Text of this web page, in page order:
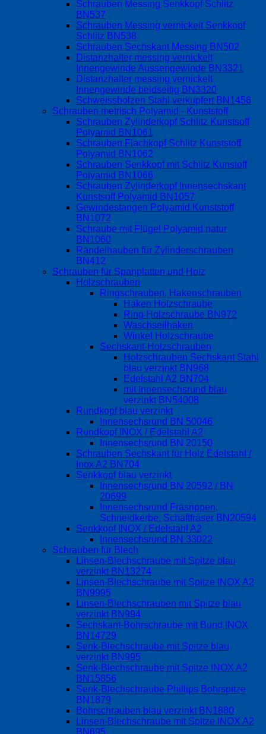
Schrauben Messing Senkkopf Schlitz
BN537
Schrauben Messing vernickelt Senkkopf
Schlitz BN538
Schrauben Sechskant Messing BN502
Distanzhalter messing vernickelt
Innengewinde Aussengewinde BN3321
Distanzhalter messing vernickelt
Innengewinde beidseitig BN3320
Schweissbolzen Stahl verkupfert BN1456
Schrauben metrisch Polyamid - Kunststoff
Schrauben Zylinderkopf Schlitz Kunstsoff
Polyamid BN1061
Schrauben Flachkopf Schlitz Kunststoff
Polyamid BN1062
Schrauben Senkkopf mit Schlitz Kunstoff
Polyamid BN1066
Schrauben Zylinderkopf Innensechskant
Kunstsoff Polyamid BN1057
Gewindestangen Polyamid Kunststoff
BN1072
Schraube mit Flügel Polyamid natur
BN1060
Rändelhauben für Zylinderschrauben
BN412
Schrauben für Spanplatten und Holz
Holzschrauben
Ringschrauben, Hakenschrauben
Haken Holzschraube
Ring Holzschraube BN972
Waschseilhaken
Winkel Holzschraube
Sechskant-Holzschrauben
Holzschrauben Sechskant Stahl
blau verzinkt BN968
Edelstahl A2 BN704
mit Innensechsrund blau
verzinkt BN54008
Rundkopf blau verzinkt
Innensechsrund BN 50046
Rundkopf INOX / Edelstahl A2
Innensechsrund BN 20150
Schrauben Sechskant für Holz Edelstahl /
Inox A2 BN704
Senkkopf blau verzinkt
Innensechsrund BN 20592 / BN
20699
Innensechsrund Fräsrippen,
Schneidkerbe, Schaftfräser BN20594
Senkkopf INOX / Edelstahl A2
Innensechsrund BN 33022
Schrauben für Blech
Linsen-Blechschraube mit Spitze blau
verzinkt BN13274
Linsen-Blechschraube mit Spitze INOX A2
BN9995
Linsen-Blechschrauben mit Spitze blau
verzinkt BN994
Sechskant-Bohrschraube mit Bund INOX
BN14729
Senk-Blechschraube mit Spitze blau
verzinkt BN995
Senk-Blechschraube mit Spitze INOX A2
BN15856
Senk-Blechschraube Phillips Bohrspitze
BN1879
Bohrschrauben blau verzinkt BN1880
Linsen-Blechschraube mit Spitze INOX A2
BN695